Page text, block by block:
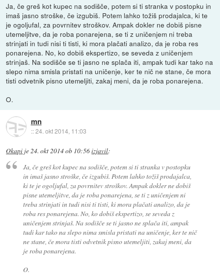
Ja, če greš kot kupec na sodišče, potem si ti stranka v postopku in
imaš jasno stroške, če izgubiš. Potem lahko tožiš prodajalca, ki te
je ogoljufal, za povrnitev stroškov. Ampak dokler ne dobiš pisne
utemeljitve, da je roba ponarejena, se ti z uničenjem ni treba
strinjati in tudi nisi ti tisti, ki mora plačati analizo, da je roba res
ponarejena. No, ko dobiš ekspertizo, se seveda z uničenjem
strinjaš. Na sodišče se ti jasno ne splača iti, ampak tudi kar tako na
slepo nima smisla pristati na uničenje, ker te nič ne stane, če mora
tisti odvetnik pisno utemeljiti, zakaj meni, da je roba ponarejena.
O.
mn
::24. okt 2014, 11:03
Okapi je24. okt 2014 ob 10:56izjavil:
Ja, če greš kot kupec na sodišče, potem si ti stranka v postopku
in imaš jasno stroške, če izgubiš. Potem lahko tožiš prodajalca,
ki te je ogoljufal, za povrnitev stroškov. Ampak dokler ne dobiš
pisne utemeljitve, da je roba ponarejena, se ti z uničenjem ni
treba strinjati in tudi nisi ti tisti, ki mora plačati analizo, da je
roba res ponarejena. No, ko dobiš ekspertizo, se seveda z
uničenjem strinjaš. Na sodišče se ti jasno ne splača iti, ampak
tudi kar tako na slepo nima smisla pristati na uničenje, ker te nič
ne stane, če mora tisti odvetnik pisno utemeljiti, zakaj meni, da
je roba ponarejena.
O.